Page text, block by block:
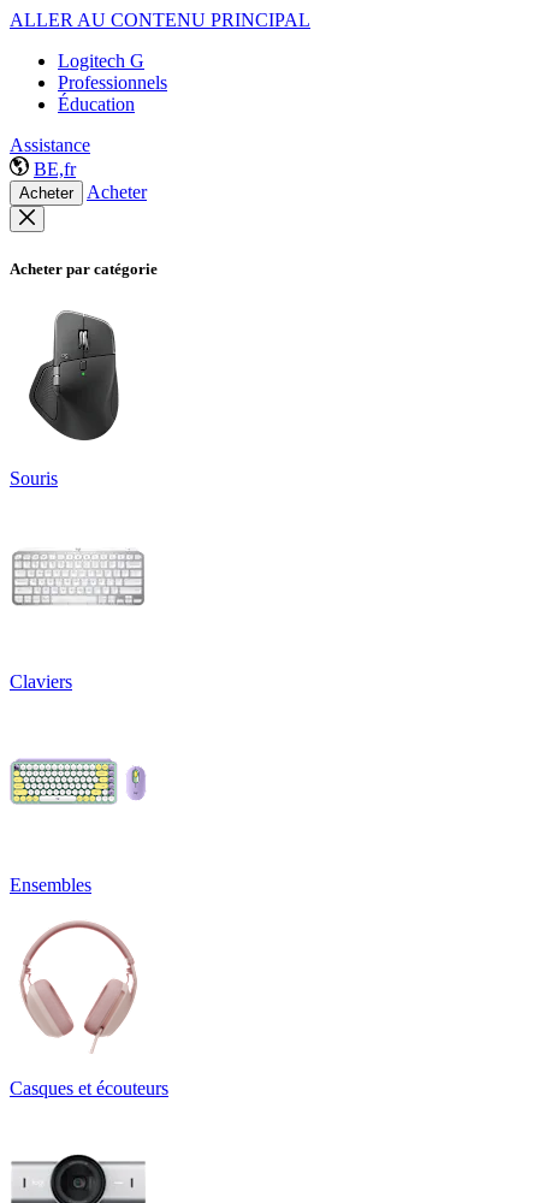
ALLER AU CONTENU PRINCIPAL
Logitech G
Professionnels
Éducation
Assistance
BE,fr
Acheter Acheter
Acheter par catégorie
Souris
Claviers
Ensembles
Casques et écouteurs